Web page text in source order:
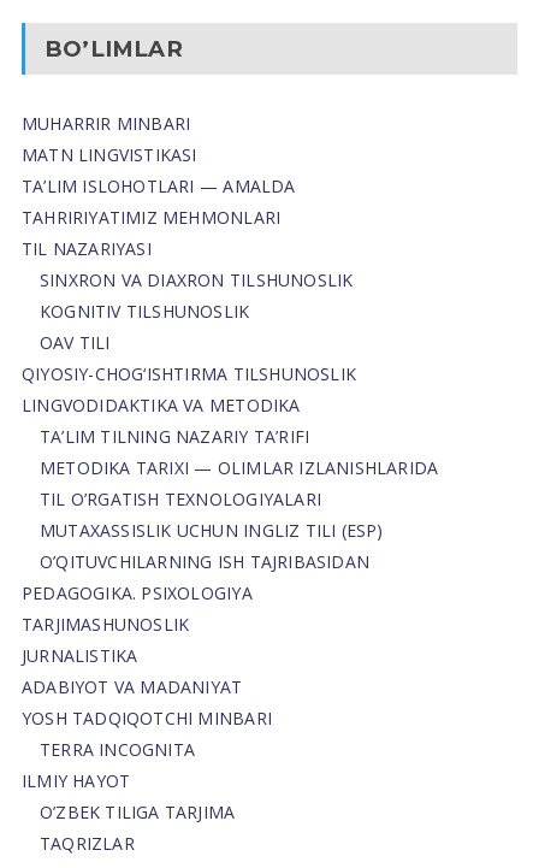
BO’LIMLAR
MUHARRIR MINBARI
MATN LINGVISTIKASI
TA’LIM ISLOHOTLARI — AMALDA
TAHRIRIYATIMIZ MEHMONLARI
TIL NAZARIYASI
SINXRON VA DIAXRON TILSHUNOSLIK
KOGNITIV TILSHUNOSLIK
OAV TILI
QIYOSIY-CHOG‘ISHTIRMA TILSHUNOSLIK
LINGVODIDAKTIKA VA METODIKA
TA’LIM TILNING NAZARIY TA’RIFI
METODIKA TARIXI — OLIMLAR IZLANISHLARIDA
TIL O’RGATISH TEXNOLOGIYALARI
MUTAXASSISLIK UCHUN INGLIZ TILI (ESP)
O’QITUVCHILARNING ISH TAJRIBASIDAN
PEDAGOGIKA. PSIXOLOGIYA
TARJIMASHUNOSLIK
JURNALISTIKA
ADABIYOT VA MADANIYAT
YOSH TADQIQOTCHI MINBARI
TERRA INCOGNITA
ILMIY HAYOT
O’ZBEK TILIGA TARJIMA
TAQRIZLAR